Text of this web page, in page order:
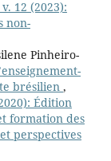
12 (2023):
non-
Pinheiro-
brésilien ,
Édition
formation des
perspectives